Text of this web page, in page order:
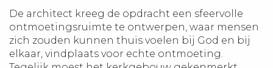
De architect kreeg de opdracht een sfeervolle
ontmoetingsruimte te ontwerpen, waar mensen
zich zouden kunnen thuis voelen bij God en bij
elkaar, vindplaats voor echte ontmoeting.